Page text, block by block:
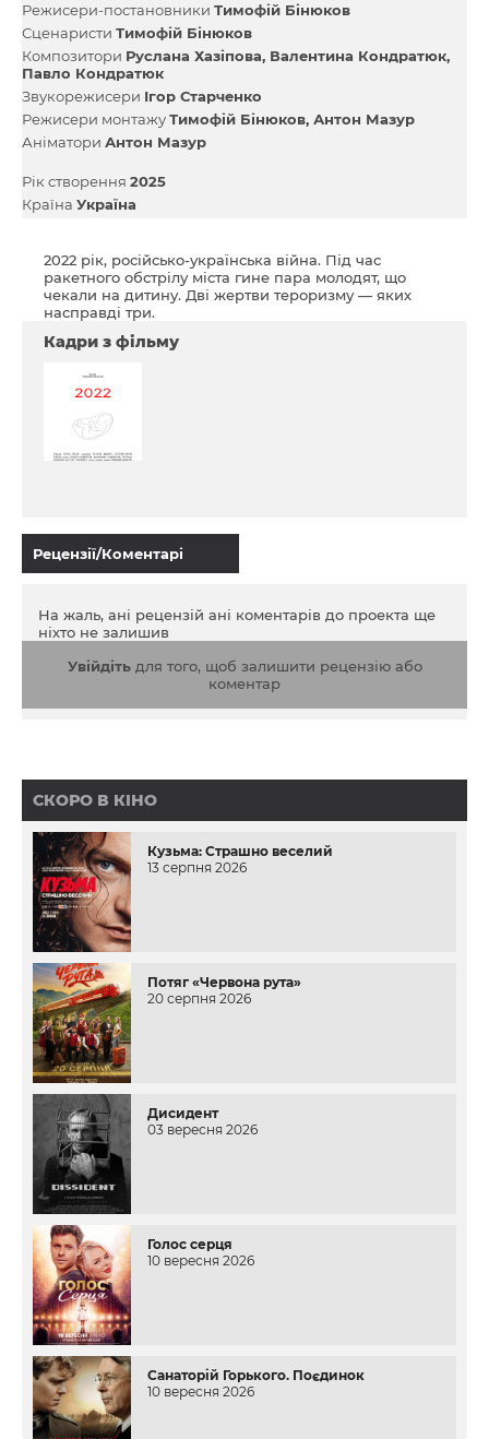
Режисери-постановники Тимофій Бінюков
Сценаристи Тимофій Бінюков
Композитори Руслана Хазіпова Валентина Кондратюк
Павло Кондратюк
Звукорежисери Ігор Старченко
Режисери монтажуТимофій Бінюков Антон Мазур
Аніматори Антон Мазур
Рік створення 2025
Країна Україна
2022 рік, російсько-українська війна. Під час
ракетного обстрілу міста гине пара молодят, що
чекали на дитину. Дві жертви тероризму — яких
насправді три.
Кадри з фільму
Рецензії/Коментарі
На жаль, ані рецензій ані коментарів до проекта ще
ніхто не залишив
Увійдітьдля того, щоб залишити рецензію або
коментар
СКОРО В КІНО
Кузьма: Страшно веселий
13 серпня 2026
Потяг «Червона рута»
20 серпня 2026
Дисидент
03 вересня 2026
Голос серця
10 вересня 2026
Санаторій Горького. Поєдинок
10 вересня 2026